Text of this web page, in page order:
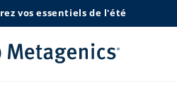
vos essentiels de l'été